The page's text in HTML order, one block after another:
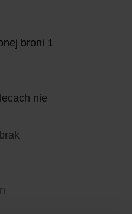
broni 1
nie